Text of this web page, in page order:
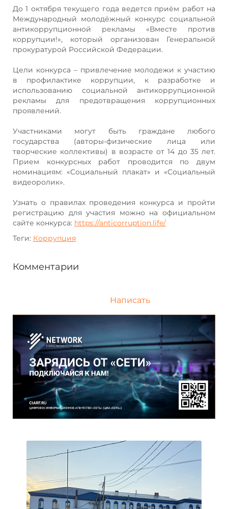
До 1 октября текущего года ведется приём работ на
Международный молодёжный конкурс социальной
антикоррупционной рекламы «Вместе против
коррупции!», который организован Генеральной
прокуратурой Российской Федерации.
Цели конкурса – привлечение молодежи к участию
в профилактике коррупции, к разработке и
использованию социальной антикоррупционной
рекламы для предотвращения коррупционных
проявлений.
Участниками могут быть граждане любого
государства (авторы-физические лица или
творческие коллективы) в возрасте от 14 до 35 лет.
Прием конкурсных работ проводится по двум
номинациям: «Социальный плакат» и «Социальный
видеоролик».
Узнать о правилах проведения конкурса и пройти
регистрацию для участия можно на официальном
сайте конкурса: https://anticorruption.life/
Теги: Коррупция
Комментарии
Написать